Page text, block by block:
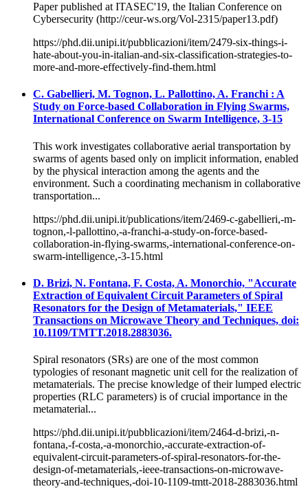
Paper published at ITASEC'19, the Italian Conference on
Cybersecurity (http://ceur-ws.org/Vol-2315/paper13.pdf)
https://phd.dii.unipi.it/pubblicazioni/item/2479-six-things-i-
hate-about-you-in-italian-and-six-classification-strategies-to-
more-and-more-effectively-find-them.html
C. Gabellieri, M. Tognon, L. Pallottino, A. Franchi : A
Study on Force-based Collaboration in Flying Swarms,
International Conference on Swarm Intelligence, 3-15
This work investigates collaborative aerial transportation by
swarms of agents based only on implicit information, enabled
by the physical interaction among the agents and the
environment. Such a coordinating mechanism in collaborative
transportation...
https://phd.dii.unipi.it/publications/item/2469-c-gabellieri,-m-
tognon,-l-pallottino,-a-franchi-a-study-on-force-based-
collaboration-in-flying-swarms,-international-conference-on-
swarm-intelligence,-3-15.html
D. Brizi, N. Fontana, F. Costa, A. Monorchio, "Accurate
Extraction of Equivalent Circuit Parameters of Spiral
Resonators for the Design of Metamaterials," IEEE
Transactions on Microwave Theory and Techniques, doi:
10.1109/TMTT.2018.2883036.
Spiral resonators (SRs) are one of the most common
typologies of resonant magnetic unit cell for the realization of
metamaterials. The precise knowledge of their lumped electric
properties (RLC parameters) is of crucial importance in the
metamaterial...
https://phd.dii.unipi.it/pubblicazioni/item/2464-d-brizi,-n-
fontana,-f-costa,-a-monorchio,-accurate-extraction-of-
equivalent-circuit-parameters-of-spiral-resonators-for-the-
design-of-metamaterials,-ieee-transactions-on-microwave-
theory-and-techniques,-doi-10-1109-tmtt-2018-2883036.html